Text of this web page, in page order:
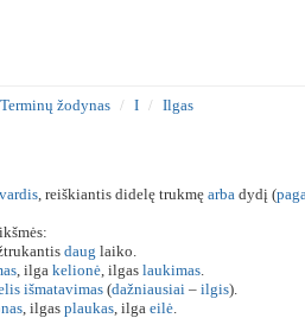
Terminų žodynas I Ilgas
, reiškiantis didelę trukmę arba dydį (
daug laiko.
, ilga kelionė, ilgas laukimas.
išmatavimas (dažniausiai – ilgis).
, ilgas plaukas, ilga eilė.